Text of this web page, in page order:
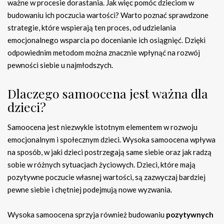
ważne w procesie dorastania. Jak więc pomóc dzieciom w
budowaniu ich poczucia wartości? Warto poznać sprawdzone
strategie, które wspierają ten proces, od udzielania
emocjonalnego wsparcia po docenianie ich osiągnięć. Dzięki
odpowiednim metodom można znacznie wpłynąć na rozwój
pewności siebie u najmłodszych.
Dlaczego samoocena jest ważna dla
dzieci?
Samoocena jest niezwykle istotnym elementem w rozwoju
emocjonalnym i społecznym dzieci. Wysoka samoocena wpływa
na sposób, w jaki dzieci postrzegają same siebie oraz jak radzą
sobie w różnych sytuacjach życiowych. Dzieci, które mają
pozytywne poczucie własnej wartości, są zazwyczaj bardziej
pewne siebie i chętniej podejmują nowe wyzwania.
Wysoka samoocena sprzyja również budowaniu pozytywnych